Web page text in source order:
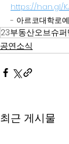
https://han.gl/
- 아르코대학로
23부동산오브슈퍼
공연소식
최근 게시물